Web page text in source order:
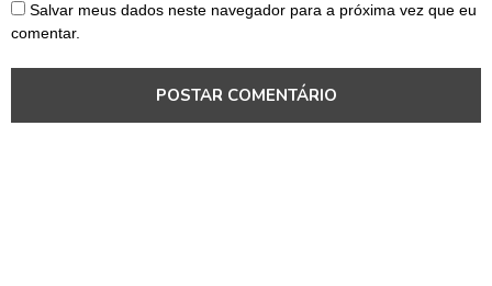
Salvar meus dados neste navegador para a próxima vez que eu
comentar.